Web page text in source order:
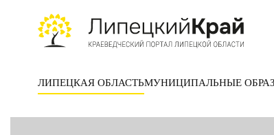
Skip to main content
ЛИПЕЦКАЯ ОБЛАСТЬМУНИЦИПАЛЬНЫЕ